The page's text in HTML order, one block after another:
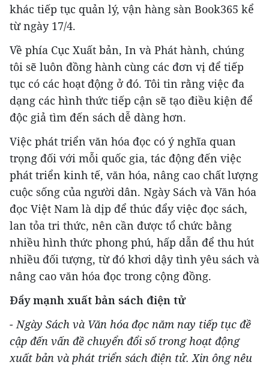
khác tiếp tục quản lý, vận hàng sàn Book365 kể
từ ngày 17/4.
Về phía Cục Xuất bản, In và Phát hành, chúng
tôi sẽ luôn đồng hành cùng các đơn vị để tiếp
tục có các hoạt động ở đó. Tôi tin rằng việc đa
dạng các hình thức tiếp cận sẽ tạo điều kiện để
độc giả tìm đến sách dễ dàng hơn.
Việc phát triển văn hóa đọc có ý nghĩa quan
trọng đối với mỗi quốc gia, tác động đến việc
phát triển kinh tế, văn hóa, nâng cao chất lượng
cuộc sống của người dân. Ngày Sách và Văn hóa
đọc Việt Nam là dịp để thúc đẩy việc đọc sách,
lan tỏa tri thức, nên cần được tổ chức bằng
nhiều hình thức phong phú, hấp dẫn để thu hút
nhiều đối tượng, từ đó khơi dậy tình yêu sách và
nâng cao văn hóa đọc trong cộng đồng.
Đẩy mạnh xuất bản sách điện tử
- Ngày Sách và Văn hóa đọc năm nay tiếp tục đề
cập đến vấn đề chuyển đổi số trong hoạt động
xuất bản và phát triển sách điện tử. Xin ông nêu